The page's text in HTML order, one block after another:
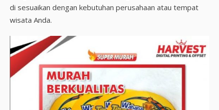
di sesuaikan dengan kebutuhan perusahaan atau tempat
wisata Anda.